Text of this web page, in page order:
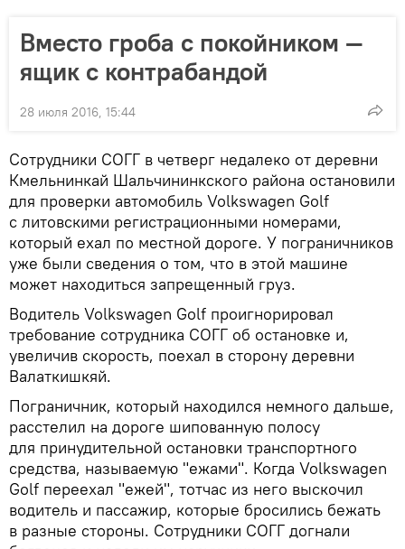
Вместо гроба с покойником —
ящик с контрабандой
28 июля 2016, 15:44
Сотрудники СОГГ в четверг недалеко от деревни
Кмельнинкай Шальчининкского района остановили
для проверки автомобиль Volkswagen Golf
с литовскими регистрационными номерами,
который ехал по местной дороге. У пограничников
уже были сведения о том, что в этой машине
может находиться запрещенный груз.
Водитель Volkswagen Golf проигнорировал
требование сотрудника СОГГ об остановке и,
увеличив скорость, поехал в сторону деревни
Валаткишкяй.
Пограничник, который находился немного дальше,
расстелил на дороге шипованную полосу
для принудительной остановки транспортного
средства, называемую "ежами". Когда Volkswagen
Golf переехал "ежей", тотчас из него выскочил
водитель и пассажир, которые бросились бежать
в разные стороны. Сотрудники СОГГ догнали